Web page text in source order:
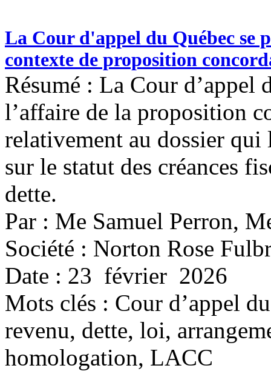
La Cour d'appel du Québec se
contexte de proposition
Résumé : La Cour d’appel
l’affaire de la proposition
relativement au dossier qui
sur le statut des créances
dette.
Par : Me Samuel Perron,
Société : Norton Rose
Date : 23 février 2026
Mots clés : Cour d’appel
revenu, dette, loi,
homologation, LACC